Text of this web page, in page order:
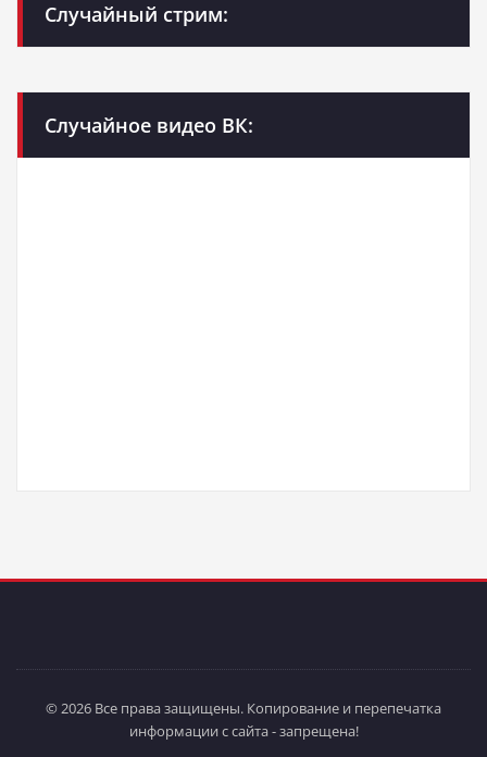
Случайный стрим:
Случайное видео ВК:
© 2026 Все права защищены. Копирование и перепечатка
информации с сайта - запрещена!